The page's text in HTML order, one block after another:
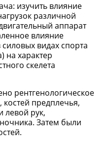
изучить влияние
различной
аппарат
влияние
видах спорта
на характер
скелета
рентгенологическое
костей предплечья,
левой рук,
Затем были